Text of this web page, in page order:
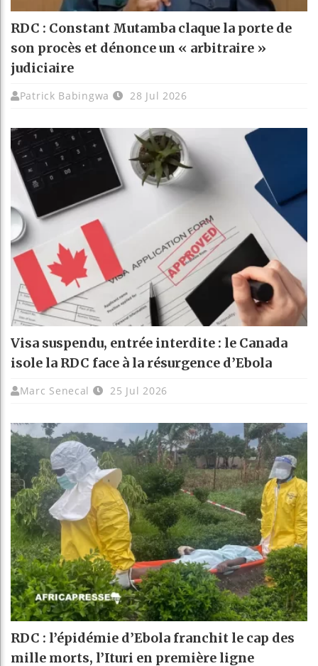
RDC : Constant Mutamba claque la porte de
son procès et dénonce un « arbitraire »
judiciaire
Patrick Babingwa 28 Jul 2026
Visa suspendu, entrée interdite : le Canada
isole la RDC face à la résurgence d’Ebola
Marc Senecal 25 Jul 2026
RDC : l’épidémie d’Ebola franchit le cap des
mille morts, l’Ituri en première ligne